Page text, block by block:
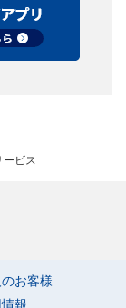
ービス
お客様
報